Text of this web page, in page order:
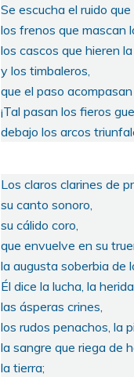
Se escucha el ruido
los frenos que mascan
los cascos que hieren
y los timbaleros,
que el paso
¡Tal pasan los fieros
debajo los arcos
Los claros clarines de
su canto sonoro,
su cálido coro,
que envuelve en su
la augusta soberbia de
Él dice la lucha, la
las ásperas crines,
los rudos penachos, la
la sangre que riega de
la tierra;